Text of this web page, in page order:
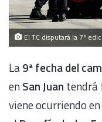
El TC disputará la 7ª
La9ª fecha del
enSan Juan tendrá
viene ocurriendo